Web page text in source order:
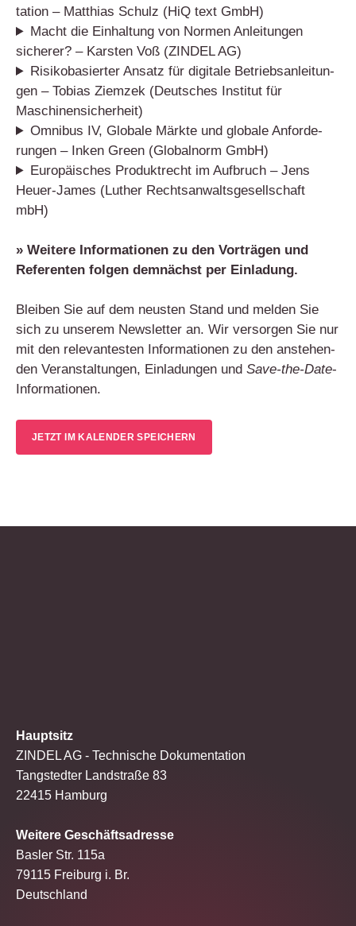
ta­ti­on – Mat­thi­as Schulz (HiQ text GmbH)
Macht die Ein­hal­tung von Nor­men Anlei­tun­gen
siche­rer? – Kars­ten Voß (ZINDEL AG)
Risi­ko­ba­sier­ter Ansatz für digi­ta­le Betriebs­an­lei­tun­
gen – Tobi­as Ziem­zek (Deut­sches Insti­tut für
Maschinensicherheit)
Omni­bus IV, Glo­ba­le Märk­te und glo­ba­le Anfor­de­
run­gen – Inken Green (Glo­bal­norm GmbH)
Euro­päi­sches Pro­dukt­recht im Auf­bruch – Jens
Heu­er-James (Luther Rechts­an­walts­ge­sell­schaft
mbH)
» Wei­te­re Infor­ma­tio­nen zu den Vor­trä­gen und
Refe­ren­ten fol­gen dem­nächst per Ein­la­dung.
Blei­ben Sie auf dem neus­ten Stand und mel­den Sie
sich zu unse­rem News­let­ter an. Wir ver­sor­gen Sie nur
mit den rele­van­tes­ten Infor­ma­tio­nen zu den anste­hen­
den Ver­an­stal­tun­gen, Ein­la­dun­gen und Save-the-Date-
Infor­ma­tio­nen.
JETZT IM KALEN­DER SPEICHERN
Hauptsitz
ZINDEL AG - Technische Dokumentation
Tangstedter Landstraße 83
22415 Hamburg
Weitere Geschäftsadresse
Basler Str. 115a
79115 Freiburg i. Br.
Deutschland